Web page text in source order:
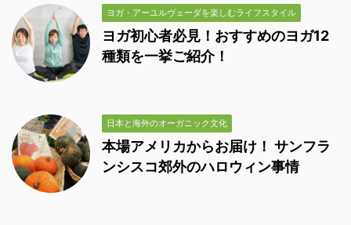
ヨガ・アーユルヴェーダを楽しむライフスタイル
ヨガ初心者必見！おすすめのヨガ12
種類を一挙ご紹介！
日本と海外のオーガニック文化
本場アメリカからお届け！ サンフラ
ンシスコ郊外のハロウィン事情